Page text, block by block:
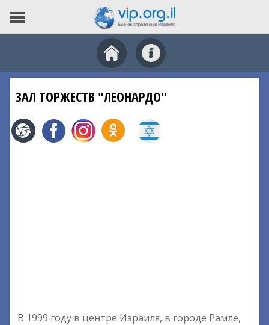
ЗАЛ ТОРЖЕСТВ "ЛЕОНАРДО"
В 1999 году в центре Израиля, в городе Рамле,